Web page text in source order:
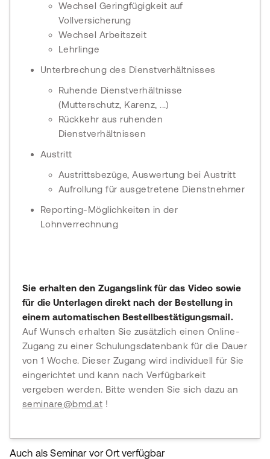
Wechsel Geringfügigkeit auf
Vollversicherung
Wechsel Arbeitszeit
Lehrlinge
Unterbrechung des Dienstverhältnisses
Ruhende Dienstverhältnisse
(Mutterschutz, Karenz, ...)
Rückkehr aus ruhenden
Dienstverhältnissen
Austritt
Austrittsbezüge, Auswertung bei Austritt
Aufrollung für ausgetretene Dienstnehmer
Reporting-Möglichkeiten in der
Lohnverrechnung
Sie erhalten den Zugangslink für das Video sowie
für die Unterlagen direkt nach der Bestellung in
einem automatischen Bestellbestätigungsmail.
Auf Wunsch erhalten Sie zusätzlich einen Online-
Zugang zu einer Schulungsdatenbank für die Dauer
von 1 Woche. Dieser Zugang wird individuell für Sie
eingerichtet und kann nach Verfügbarkeit
vergeben werden. Bitte wenden Sie sich dazu an
seminare@bmd.at !
Auch als Seminar vor Ort verfügbar